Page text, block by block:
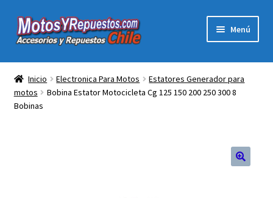
Ir
a
Ir
al
Menú
Acc y Rep Motocross Enduro
Electronica Para Motos
Inicio Electronica Para Motos
Estatores Generador para
motos
Bobina Estator Motocicleta Cg 125 150 200 250 300 8
Bobinas